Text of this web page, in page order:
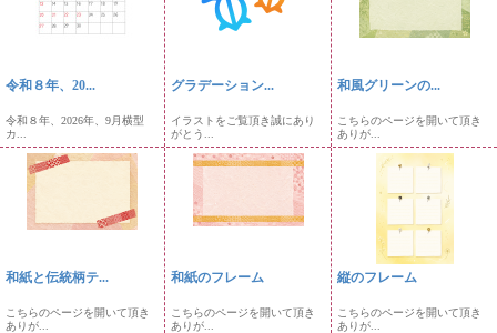
令和８年、20...
令和８年、2026年、9月横型
カ...
グラデーション...
イラストをご覧頂き誠にあり
がとう...
和風グリーンの...
こちらのページを開いて頂き
ありが...
和紙と伝統柄テ...
こちらのページを開いて頂き
ありが...
和紙のフレーム
こちらのページを開いて頂き
ありが...
縦のフレーム
こちらのページを開いて頂き
ありが...